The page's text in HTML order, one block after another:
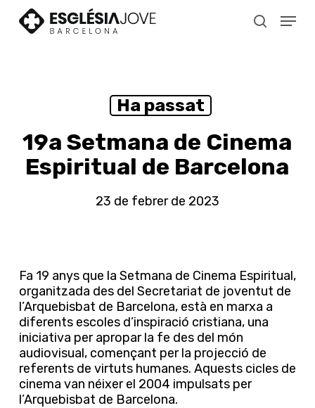
search
Menu
Ha passat
19a Setmana de Cinema
Espiritual de Barcelona
23 de febrer de 2023
Fa 19 anys que la Setmana de Cinema Espiritual,
organitzada des del Secretariat de joventut de
l’Arquebisbat de Barcelona, està en marxa a
diferents escoles d’inspiració cristiana, una
iniciativa per apropar la fe des del món
audiovisual, començant per la projecció de
referents de virtuts humanes. Aquests cicles de
cinema van néixer el 2004 impulsats per
l’Arquebisbat de Barcelona.